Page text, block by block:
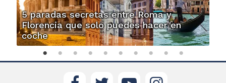
5 paradas secretas entre Roma y
Florencia que solo puedes hacer en
coche